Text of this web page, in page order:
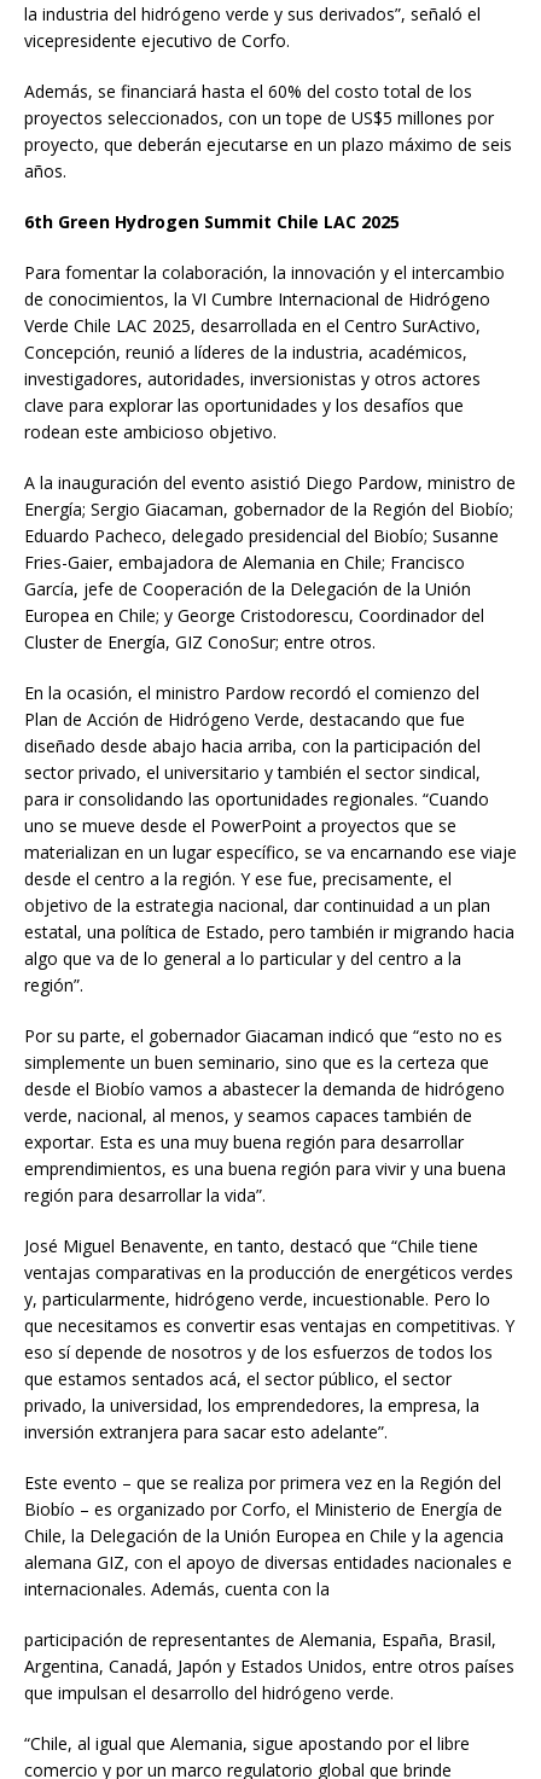
la industria del hidrógeno verde y sus derivados”, señaló el
vicepresidente ejecutivo de Corfo.
Además, se financiará hasta el 60% del costo total de los
proyectos seleccionados, con un tope de US$5 millones por
proyecto, que deberán ejecutarse en un plazo máximo de seis
años.
6th Green Hydrogen Summit Chile LAC 2025
Para fomentar la colaboración, la innovación y el intercambio
de conocimientos, la VI Cumbre Internacional de Hidrógeno
Verde Chile LAC 2025, desarrollada en el Centro SurActivo,
Concepción, reunió a líderes de la industria, académicos,
investigadores, autoridades, inversionistas y otros actores
clave para explorar las oportunidades y los desafíos que
rodean este ambicioso objetivo.
A la inauguración del evento asistió Diego Pardow, ministro de
Energía; Sergio Giacaman, gobernador de la Región del Biobío;
Eduardo Pacheco, delegado presidencial del Biobío; Susanne
Fries-Gaier, embajadora de Alemania en Chile; Francisco
García, jefe de Cooperación de la Delegación de la Unión
Europea en Chile; y George Cristodorescu, Coordinador del
Cluster de Energía, GIZ ConoSur; entre otros.
En la ocasión, el ministro Pardow recordó el comienzo del
Plan de Acción de Hidrógeno Verde, destacando que fue
diseñado desde abajo hacia arriba, con la participación del
sector privado, el universitario y también el sector sindical,
para ir consolidando las oportunidades regionales. “Cuando
uno se mueve desde el PowerPoint a proyectos que se
materializan en un lugar específico, se va encarnando ese viaje
desde el centro a la región. Y ese fue, precisamente, el
objetivo de la estrategia nacional, dar continuidad a un plan
estatal, una política de Estado, pero también ir migrando hacia
algo que va de lo general a lo particular y del centro a la
región”.
Por su parte, el gobernador Giacaman indicó que “esto no es
simplemente un buen seminario, sino que es la certeza que
desde el Biobío vamos a abastecer la demanda de hidrógeno
verde, nacional, al menos, y seamos capaces también de
exportar. Esta es una muy buena región para desarrollar
emprendimientos, es una buena región para vivir y una buena
región para desarrollar la vida”.
José Miguel Benavente, en tanto, destacó que “Chile tiene
ventajas comparativas en la producción de energéticos verdes
y, particularmente, hidrógeno verde, incuestionable. Pero lo
que necesitamos es convertir esas ventajas en competitivas. Y
eso sí depende de nosotros y de los esfuerzos de todos los
que estamos sentados acá, el sector público, el sector
privado, la universidad, los emprendedores, la empresa, la
inversión extranjera para sacar esto adelante”.
Este evento – que se realiza por primera vez en la Región del
Biobío – es organizado por Corfo, el Ministerio de Energía de
Chile, la Delegación de la Unión Europea en Chile y la agencia
alemana GIZ, con el apoyo de diversas entidades nacionales e
internacionales. Además, cuenta con la
participación de representantes de Alemania, España, Brasil,
Argentina, Canadá, Japón y Estados Unidos, entre otros países
que impulsan el desarrollo del hidrógeno verde.
“Chile, al igual que Alemania, sigue apostando por el libre
comercio y por un marco regulatorio global que brinde